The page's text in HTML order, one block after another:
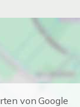
von Google